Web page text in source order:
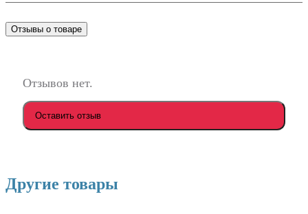
Отзывы о товаре
Отзывов нет.
Оставить отзыв
Другие товары